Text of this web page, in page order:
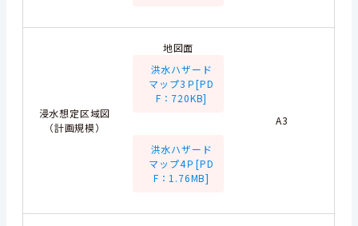
浸水想定区域図
（計画規模）
地図面
洪水ハザード
マップ3Ｐ[PD
F：720KB]
洪水ハザード
マップ4Ｐ[PD
F：1.76MB]
A3